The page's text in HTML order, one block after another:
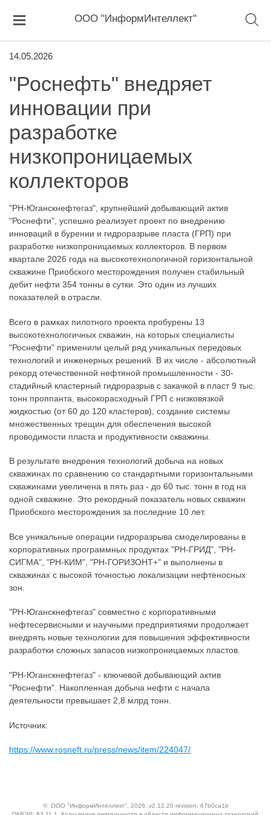
ООО "ИнформИнтеллект"
14.05.2026
"Роснефть" внедряет
инновации при
разработке
низкопроницаемых
коллекторов
"РН-Юганскнефтегаз", крупнейший добывающий актив
"Роснефти", успешно реализует проект по внедрению
инноваций в бурении и гидроразрыве пласта (ГРП) при
разработке низкопроницаемых коллекторов. В первом
квартале 2026 года на высокотехнологичной горизонтальной
скважине Приобского месторождения получен стабильный
дебит нефти 354 тонны в сутки. Это один из лучших
показателей в отрасли.
Всего в рамках пилотного проекта пробурены 13
высокотехнологичных скважин, на которых специалисты
"Роснефти" применили целый ряд уникальных передовых
технологий и инженерных решений. В их числе - абсолютный
рекорд отечественной нефтяной промышленности - 30-
стадийный кластерный гидроразрыв с закачкой в пласт 9 тыс.
тонн проппанта, высокорасходный ГРП с низковязкой
жидкостью (от 60 до 120 кластеров), создание системы
множественных трещин для обеспечения высокой
проводимости пласта и продуктивности скважины.
В результате внедрения технологий добыча на новых
скважинах по сравнению со стандартными горизонтальными
скважинами увеличена в пять раз - до 60 тыс. тонн в год на
одной скважине. Это рекордный показатель новых скважин
Приобского месторождения за последние 10 лет.
Все уникальные операции гидроразрыва смоделированы в
корпоративных программных продуктах "РН-ГРИД", "РН-
СИГМА", "РН-КИМ", "РН-ГОРИЗОНТ+" и выполнены в
скважинах с высокой точностью локализации нефтеносных
зон.
"РН-Юганскнефтегаз" совместно с корпоративными
нефтесервисными и научными предприятиями продолжает
внедрять новые технологии для повышения эффективности
разработки сложных запасов низкопроницаемых пластов.
"РН-Юганскнефтегаз" - ключевой добывающий актив
"Роснефти". Накопленная добыча нефти с начала
деятельности превышает 2,8 млрд тонн.
Источник:
https://www.rosneft.ru/press/news/item/224047/
© ООО "ИнформИнтеллект" , 2026, v2.12.20 revision: 67b0ca1b